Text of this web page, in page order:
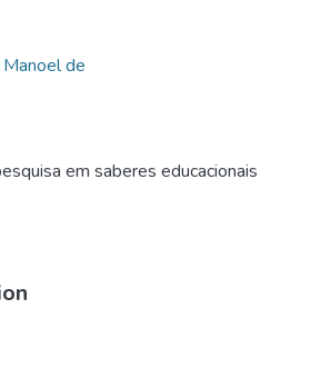
de
em saberes educacionais